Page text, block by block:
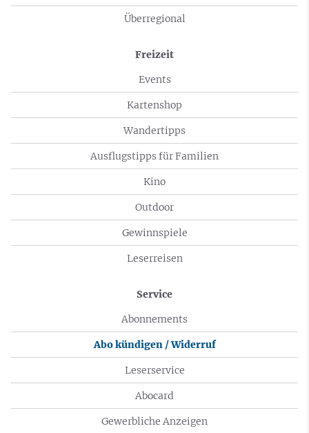
Überregional
Freizeit
Events
Kartenshop
Wandertipps
Ausflugstipps für Familien
Kino
Outdoor
Gewinnspiele
Leserreisen
Service
Abonnements
Abo kündigen / Widerruf
Leserservice
Abocard
Gewerbliche Anzeigen